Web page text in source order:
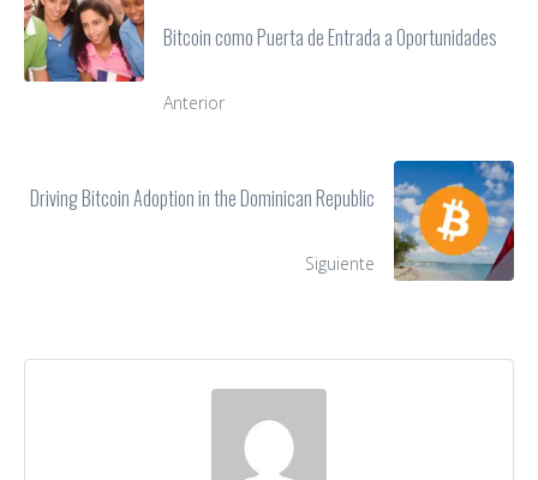
Bitcoin como Puerta de Entrada a Oportunidades
Anterior
Driving Bitcoin Adoption in the Dominican Republic
Siguiente